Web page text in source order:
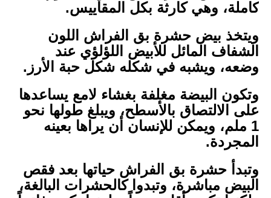
كاملة، وهي كارثة بكل المقاييس.
ويتخذ بيض حشرة بق الفراش اللون
الشفاف المائل للأبيض اللؤلؤي عند
وضعه، ويشبه في شكله شكل حبة الأرز.
وتكون البيضة مغلفة بغشاء لامع يساعدها
على الالتصاق بالأسطح، ويبلغ طولها نحو
1 ملم، ويمكن للإنسان أن يراها بعينه
المجردة.
وتبدأ حشرة بق الفراش حياتها بعد فقص
البيض مباشرة، وتبدوا كالحشرات البالغة،